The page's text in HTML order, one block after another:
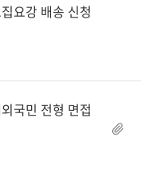
요강 배송 신청
국민 전형 면접